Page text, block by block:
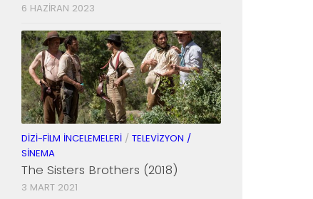
6 HAZIRAN 2023
DIZI-FILM İNCELEMELERI / TELEVIZYON /
SINEMA
The Sisters Brothers (2018)
3 MART 2021